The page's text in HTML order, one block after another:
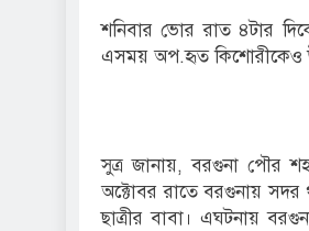
শনিবার ভোর রাত ৪টার
এসময় অপ.হৃত কিশোরীকেও
সুত্র জানায়, বরগুনা পৌর
অক্টোবর রাতে বরগুনায়
ছাত্রীর বাবা। এঘটনায়